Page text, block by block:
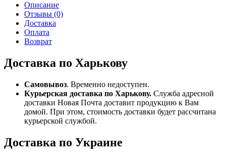
Описание
Отзывы (0)
Доставка
Оплата
Возврат
Доставка по Харькову
Самовывоз. Временно недоступен.
Курьерская доставка по Харькову. Служба адресной
доставки Новая Почта доставит продукцию к Вам
домой. При этом, стоимость доставки будет рассчитана
курьерской службой.
Доставка по Украине